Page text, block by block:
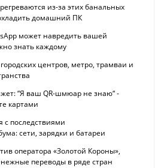
из-за этих банальных
домашний ПК
может навредить вашей
знать каждому
центров, метро, трамваи и
“Я ваш QR-шмюар не знаю“ -
картами
с последствиями
сети, зарядки и батареи
оператора «Золотой Короны»,
переводы в ряде стран